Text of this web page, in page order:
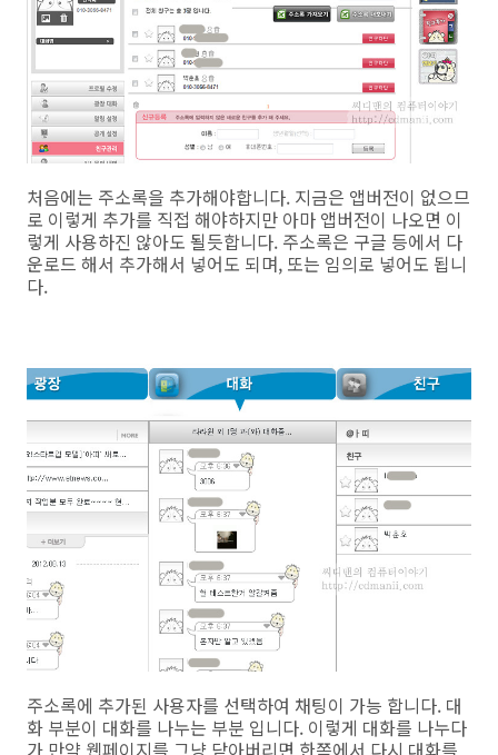
처음에는 주소록을 추가해야합니다. 지금은 앱버전이 없으므
로 이렇게 추가를 직접 해야하지만 아마 앱버전이 나오면 이
렇게 사용하진 않아도 될듯합니다. 주소록은 구글 등에서 다
운로드 해서 추가해서 넣어도 되며, 또는 임의로 넣어도 됩니
다.
주소록에 추가된 사용자를 선택하여 채팅이 가능 합니다. 대
화 부분이 대화를 나누는 부분 입니다. 이렇게 대화를 나누다
가 만약 웹페이지를 그냥 닫아버리면 한쪽에서 다시 대화를